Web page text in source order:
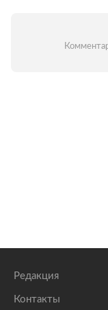
Редакция
Контакты